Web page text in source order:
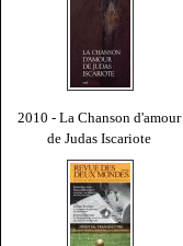
2010 - La Chanson d'amour
de Judas Iscariote